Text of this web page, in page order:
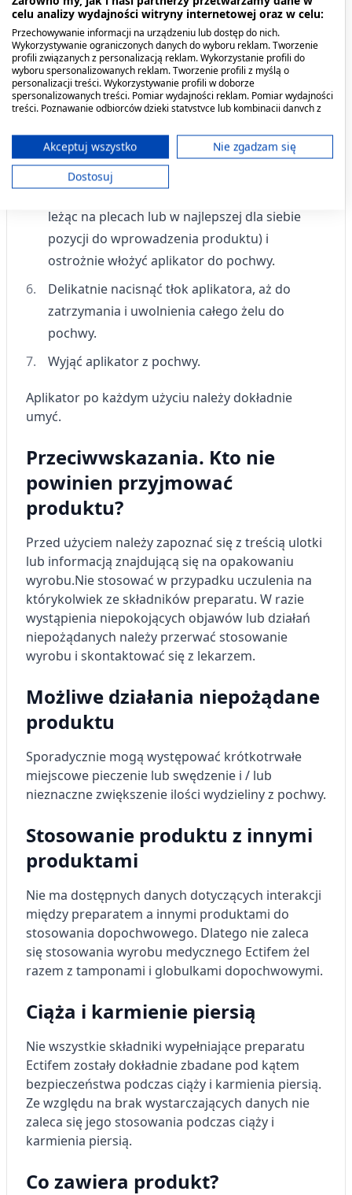
tubki.
Ostrożnie ścisnąć tubkę, aż tłok aplikatora
zatrzyma się i aplikator zostanie napełniony
żelem.
przekręcając, a następnie zamknąć tubkę.
Ułożyć się w wygodnej pozycji do
wprowadzenia aplikatora do pochwy (np.
leżąc na plecach lub w najlepszej dla siebie
pozycji do wprowadzenia produktu) i
ostrożnie włożyć aplikator do pochwy.
Delikatnie nacisnąć tłok aplikatora, aż do
zatrzymania i uwolnienia całego żelu do
pochwy.
Wyjąć aplikator z pochwy.
Aplikator po każdym użyciu należy dokładnie
umyć.
Przeciwwskazania. Kto nie
powinien przyjmować
produktu?
Przed użyciem należy zapoznać się z treścią ulotki
lub informacją znajdującą się na opakowaniu
wyrobu.Nie stosować w przypadku uczulenia na
którykolwiek ze składników preparatu. W razie
wystąpienia niepokojących objawów lub działań
niepożądanych należy przerwać stosowanie
wyrobu i skontaktować się z lekarzem.
Możliwe działania niepożądane
produktu
Sporadycznie mogą występować krótkotrwałe
miejscowe pieczenie lub swędzenie i / lub
nieznaczne zwiększenie ilości wydzieliny z pochwy.
Stosowanie produktu z innymi
produktami
Nie ma dostępnych danych dotyczących interakcji
między preparatem a innymi produktami do
stosowania dopochwowego. Dlatego nie zaleca
się stosowania wyrobu medycznego Ectifem żel
razem z tamponami i globulkami dopochwowymi.
Ciąża i karmienie piersią
Nie wszystkie składniki wypełniające preparatu
Ectifem zostały dokładnie zbadane pod kątem
bezpieczeństwa podczas ciąży i karmienia piersią.
Ze względu na brak wystarczających danych nie
zaleca się jego stosowania podczas ciąży i
karmienia piersią.
Co zawiera produkt?
celu analizy wydajności witryny internetowej oraz w celu:
Przechowywanie informacji na urządzeniu lub dostęp do nich.
Wykorzystywanie ograniczonych danych do wyboru reklam. Tworzenie
profili związanych z personalizacją reklam. Wykorzystanie profili do
wyboru spersonalizowanych reklam. Tworzenie profili z myślą o
personalizacji treści. Wykorzystywanie profili w doborze
spersonalizowanych treści. Pomiar wydajności reklam. Pomiar wydajności
treści. Poznawanie odbiorców dzięki statystyce lub kombinacji danych z
ograniczonych danych do wyboru treści.
Dane mogą być udostępniane poza Unię Europejską i wysyłane do USA.
Twoja zgoda i polityka cookie dotyczą wyłącznie tej witryny/aplikacji.
Wyświetl listę partnerów (11 dostawców IAB)
Cele przetwarzania IAB:
Przechowywanie informacji na urządzeniu
lub dostęp do nich
Wykorzystywanie ograniczonych danych do
wyboru reklam
Tworzenie profili w celu
spersonalizowanych reklam
spersonalizowanych reklam
Wykorzystywanie profili w celu doboru
spersonalizowanych treści
Pomiar efektywności reklam
Pomiar efektywności treści
Rozumienie odbiorców dzięki statystyce lub
kombinacji danych z różnych źródeł
Rozwój i ulepszanie usług
Wykorzystywanie ograniczonych danych do
wyboru treści
Funkcje specjalne IAB:
Użycie dokładnych danych
geolokalizacyjnych
Identyfikowanie urządzeń na podstawie
aktywnie żądanych informacji
Cele przetwarzania inne niż IAB:
Wydajność (Performance)
Reklama / śledzenie
Akceptuj wszystko
Nie zgadzam się
Dostosuj